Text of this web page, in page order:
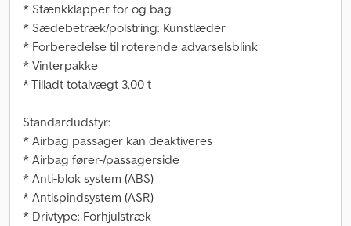
* Stænkklapper for og bag
* Sædebetræk/polstring: Kunstlæder
* Forberedelse til roterende advarselsblink
* Vinterpakke
* Tilladt totalvægt 3,00 t
Standardudstyr:
* Airbag passager kan deaktiveres
* Airbag fører-/passagerside
* Anti-blok system (ABS)
* Antispindsystem (ASR)
* Drivtype: Forhjulstræk